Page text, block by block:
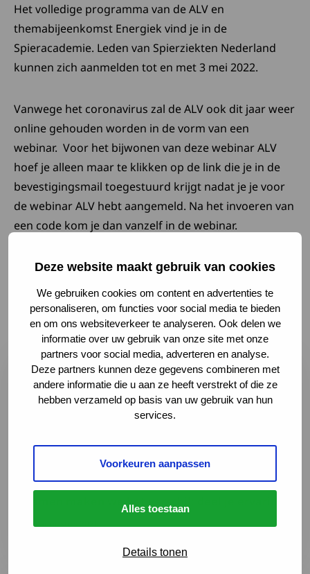
Deze website maakt gebruik van cookies
We gebruiken cookies om content en advertenties te
personaliseren, om functies voor social media te bieden
en om ons websiteverkeer te analyseren. Ook delen we
informatie over uw gebruik van onze site met onze
partners voor social media, adverteren en analyse.
Deze partners kunnen deze gegevens combineren met
andere informatie die u aan ze heeft verstrekt of die ze
hebben verzameld op basis van uw gebruik van hun
services.
Voorkeuren aanpassen
Alles toestaan
Details tonen
Het volledige programma van de ALV en
themabijeenkomst Energiek vind je in de
Spieracademie. Leden van Spierziekten Nederland
kunnen zich aanmelden tot en met 3 mei 2022.
Vanwege het coronavirus zal de ALV ook dit jaar weer
online gehouden worden in de vorm van een
webinar. Voor het bijwonen van deze webinar ALV
hoef je alleen maar te klikken op de link die je in de
bevestigingsmail toegestuurd krijgt nadat je je voor
de webinar ALV hebt aangemeld. Na het invoeren van
een code kom je dan vanzelf in de webinar.
Laatste nieuws en
ontwikkelingen
Samen maken we het verschil: deel je ervaring
3 augustus 2026
Lees meer over Samen maken we het verschil: deel je